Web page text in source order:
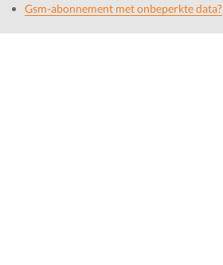
Gsm-abonnement met onbeperkte data?